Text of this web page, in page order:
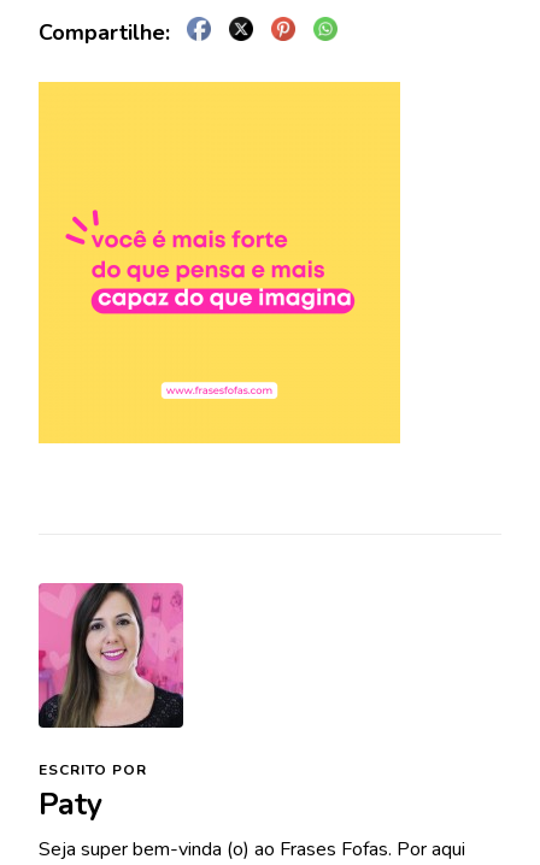
ESCRITO POR
Paty
Seja super bem-vinda (o) ao Frases Fofas. Por aqui